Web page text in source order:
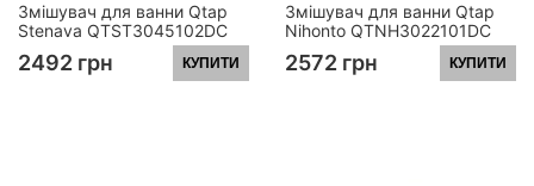
Змішувач для ванни Qtap
Stenava QTST3045102DC
Chrome
2492 грн КУПИТИ
Змішувач для ванни Qtap
Nihonto QTNH3022101DC
Chrome
2572 грн КУПИТИ